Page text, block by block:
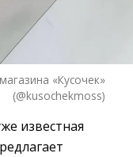
«Кусочек»
(@kusochekmoss)
известная